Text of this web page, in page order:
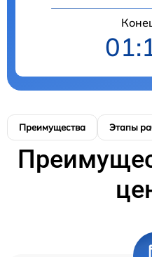
Преимущества Этапы